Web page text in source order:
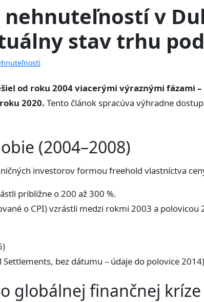
v
stav trhu
od roku 2004 viacerými výraznými fázami
2020. Tento článok spracúva výhradne
(2004–2008)
investorov formou freehold vlastníctva
približne o 200 až 300 %.
o CPI) vzrástli medzi rokmi 2003 a
bez dátumu – údaje do polovice 2014)
globálnej finančnej kríze